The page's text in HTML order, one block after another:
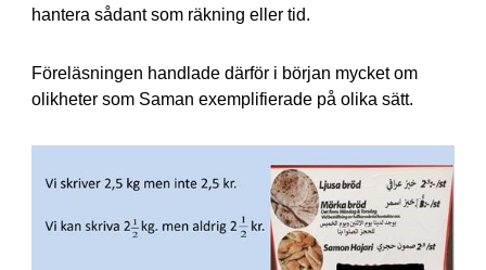
hantera sådant som räkning eller tid.
Föreläsningen handlade därför i början mycket om
olikheter som Saman exemplifierade på olika sätt.